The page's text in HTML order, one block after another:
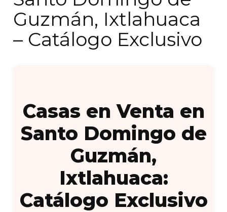
Guzmán, Ixtlahuaca
– Catálogo Exclusivo
Casas en Venta en
Santo Domingo de
Guzmán,
Ixtlahuaca:
Catálogo Exclusivo